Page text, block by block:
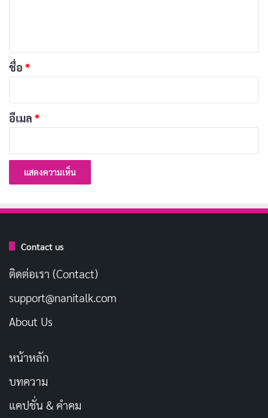
ผลิตภัณฑ์เพื่อสุขภาพและความงาม หรืออีคอมเมิร์ซ มี
ตลาดสำหรับสิ่งนี้ในประเทศไทย สิ่งสำคัญคือต้องทำการ
สิ่งที่พวกเขากำลังมองหา และเตรียมพร้อมสำหรับความ
เรื่องที่เกี่ยวข้อง:
คาถาเรียกลูกค้า ค้าขายดี ค้าขายร่ำรวยมีโชคมีลาภ!
ขายอะไรดี
*
ชื่อ *
อีเมล *
Contact us
ติดต่อเรา (Contact)
support@nanitalk.com
About Us
หน้าหลัก
บทความ
แคปชั่น & คำคม